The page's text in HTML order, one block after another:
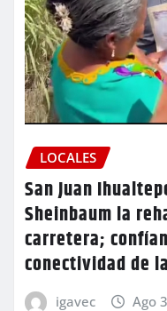
LOCALES
San Juan
Sheinbaum la
carretera;
conectividad de
igavec Ago